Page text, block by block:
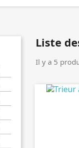
Liste
Il y a 5